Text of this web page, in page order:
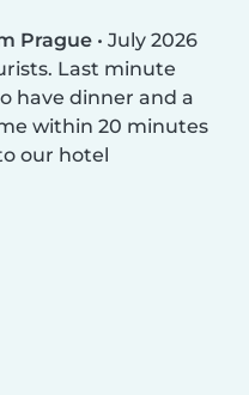
Prague • July 2026
Last minute
have dinner and a
within 20 minutes
our hotel